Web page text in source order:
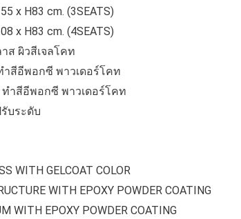
cm. (3SEATS)
cm. (4SEATS)
วสีเจลโคท
อีพอกซี พาวเดอร์โคท
อกซี พาวเดอร์โคท
ะดับ
GELCOAT COLOR
WITH EPOXY POWDER COATING
EPOXY POWDER COATING